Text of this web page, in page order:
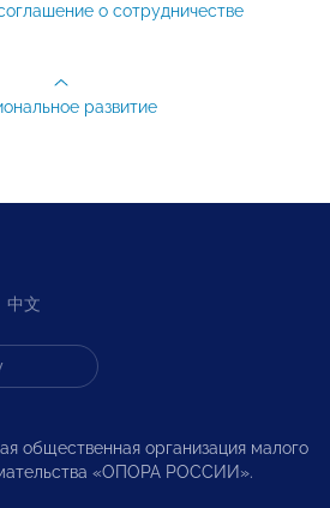
о сотрудничестве
развитие
中文
общественная организация малого
«ОПОРА РОССИИ».